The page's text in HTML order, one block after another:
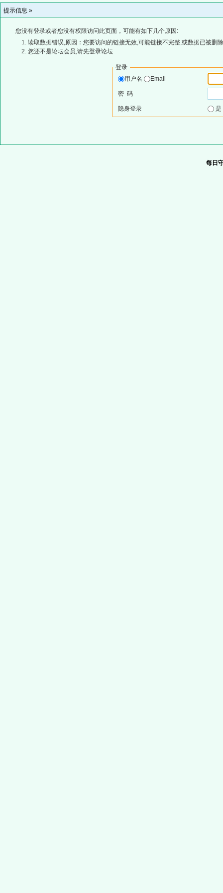
提示信息 »
您没有登录或者您没有权限访问此页面，可能有如下几个原因:
读取数据错误,原因：您要访问的链接无效,可能链接不完整,或数据已被删
您还不是论坛会员,请先登录论坛
登录
用户名
Email
密 码
隐身登录
每日